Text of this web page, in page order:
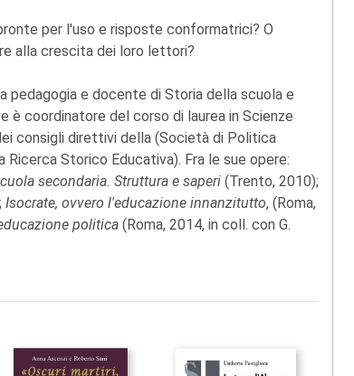
per l'uso e risposte conformatrici? O
alla crescita dei loro lettori?
pedagogia e docente di Storia della scuola e
è coordinatore del corso di laurea in Scienze
consigli direttivi della (Società di Politica
Ricerca Storico Educativa). Fra le sue opere:
secondaria. Struttura e saperi (Trento, 2010);
Isocrate, ovvero l'educazione innanzitutto, (Roma,
politica (Roma, 2014, in coll. con G.